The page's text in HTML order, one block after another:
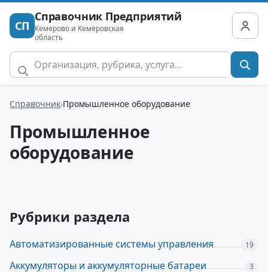
СП
Справочник Предприятий
Кемерово и Кемеровская
область
Справочник Промышленное оборудование
Промышленное
оборудование
Рубрики раздела
Автоматизированные системы управления 19
Аккумуляторы и аккумуляторные батареи 3